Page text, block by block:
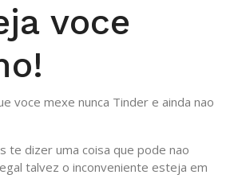
voce
voce mexe nunca Tinder e ainda nao
te dizer uma coisa que pode nao
talvez o inconveniente esteja em